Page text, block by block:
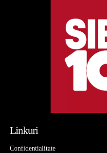
Linkuri
Confidentialitate